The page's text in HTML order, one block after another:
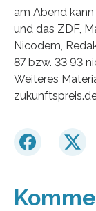
am Abend
und das ZDF,
Nicodem,
87 bzw. 33 93
Weiteres